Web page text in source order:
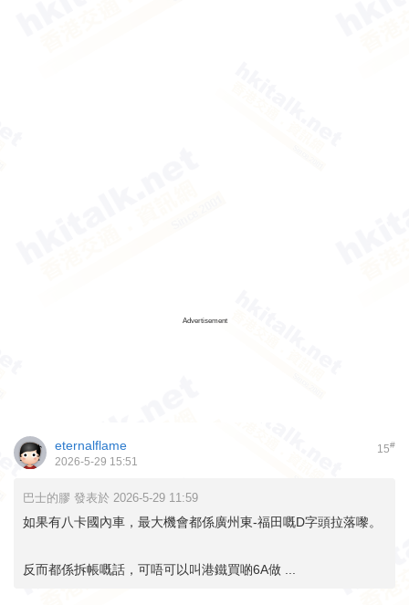
Advertisement
15#
eternalflame
2026-5-29 15:51
巴士的膠 發表於 2026-5-29 11:59
如果有八卡國內車，最大機會都係廣州東-福田嘅D字頭拉落嚟。
反而都係拆帳嘅話，可唔可以叫港鐵買啲6A做 ...